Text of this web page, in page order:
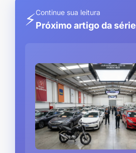
⚡Continue sua leitura
Próximo artigo da série